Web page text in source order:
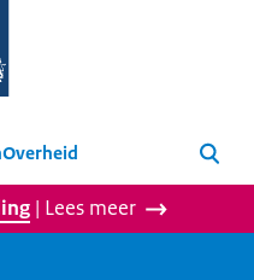
Zoeken
| Lees meer